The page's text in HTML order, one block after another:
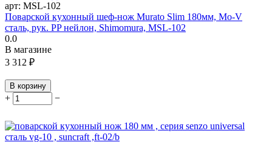
арт: MSL-102
Поварской кухонный шеф-нож Murato Slim 180мм, Mo-V
сталь, рук. PP нейлон, Shimomura, MSL-102
0.0
В магазине
3 312 ₽
В корзину
+ −